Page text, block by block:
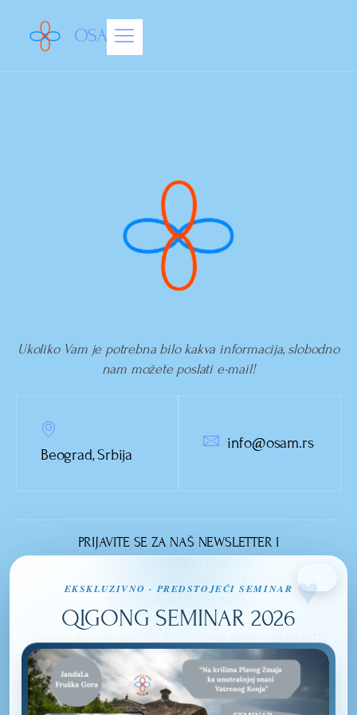
OSAM
Ukoliko Vam je potrebna bilo kakva informacija, slobodno
nam možete poslati e-mail!
Beograd, Srbija
info@osam.rs
PRIJAVITE SE ZA NAŠ NEWSLETTER I
EKSKLUZIVNA OBAVEŠTENJA IZ SVETA
STRANICE
NASLOVNA
O NAMA
RADIONICE
OSMEHOM DO
LEPOTE
UNUTRAŠNJOSTI
VEŠTINE KOJE
IZUČAVAMO
TAIJIQUAN
QI GONG
ZAPRATITE
NAS
EKSKLUZIVNO · PREDSTOJEĆI SEMINAR
QIGONG SEMINAR 2026